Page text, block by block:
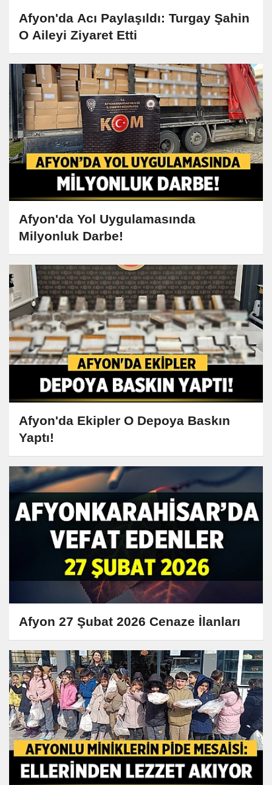
Afyon'da Acı Paylaşıldı: Turgay Şahin
O Aileyi Ziyaret Etti
Afyon'da Yol Uygulamasında
Milyonluk Darbe!
Afyon'da Ekipler O Depoya Baskın
Yaptı!
Afyon 27 Şubat 2026 Cenaze İlanları